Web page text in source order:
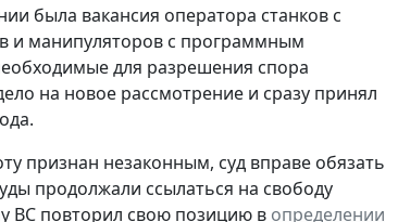
была вакансия оператора станков с
и манипуляторов с программным
для разрешения спора
на новое рассмотрение и сразу принял
признан незаконным, суд вправе обязать
продолжали ссылаться на свободу
ВС повторил свою позицию в определении